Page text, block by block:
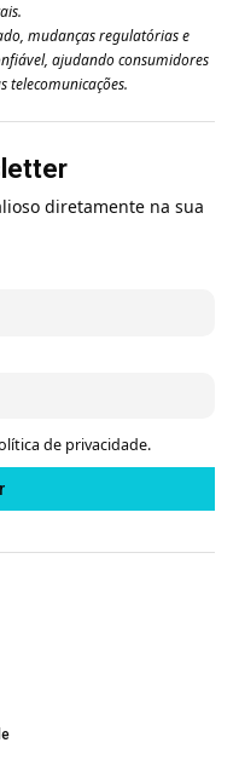
mudanças regulatórias e
ajudando consumidores
telecomunicações.
diretamente na sua
de privacidade.